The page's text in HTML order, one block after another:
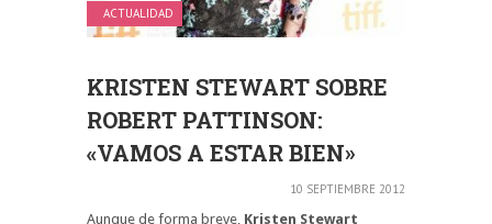
ACTUALIDAD
KRISTEN STEWART SOBRE
ROBERT PATTINSON:
«VAMOS A ESTAR BIEN»
10 SEPTIEMBRE 2012
Aunque de forma breve, Kristen Stewart